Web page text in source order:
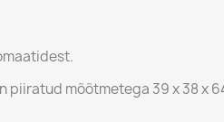
mõõtmetega 39 x 38 x